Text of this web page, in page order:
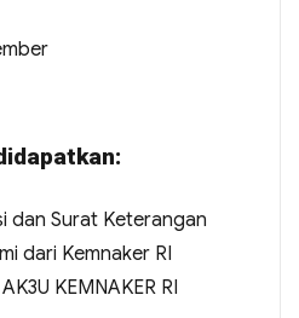
dan Surat Keterangan
dari Kemnaker RI
KEMNAKER RI